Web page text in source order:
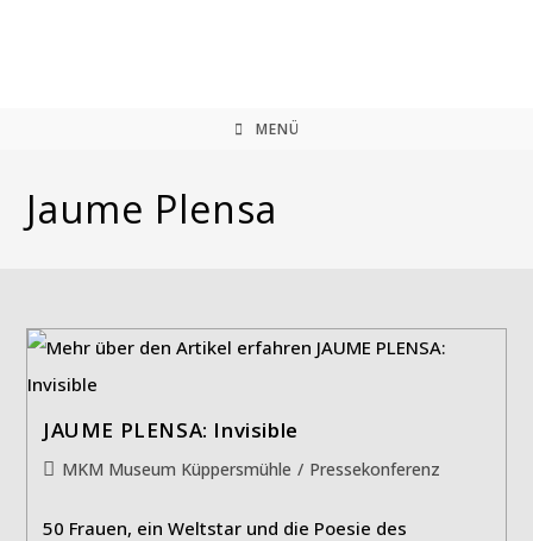
MENÜ
Jaume Plensa
JAUME PLENSA: Invisible
Beitrags-
MKM Museum Küppersmühle / Pressekonferenz
50 Frauen, ein Weltstar und die Poesie des